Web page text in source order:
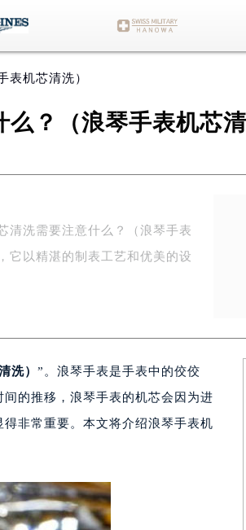
表机芯清洗）
？（浪琴手表机芯清
清洗需要注意什么？（浪琴手表
它以精湛的制表工艺和优美的设
洗） ”。浪琴手表是手表中的佼佼
的推移，浪琴手表的机芯会因为进
非常重要。本文将介绍浪琴手表机